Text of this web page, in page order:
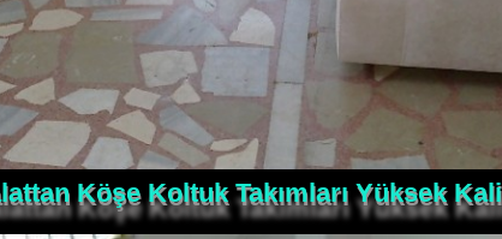
Köşe Koltuk Takımları Yüksek